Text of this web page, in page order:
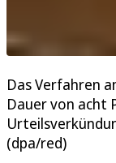
Das Verfahren
Dauer von acht
(dpa/red)